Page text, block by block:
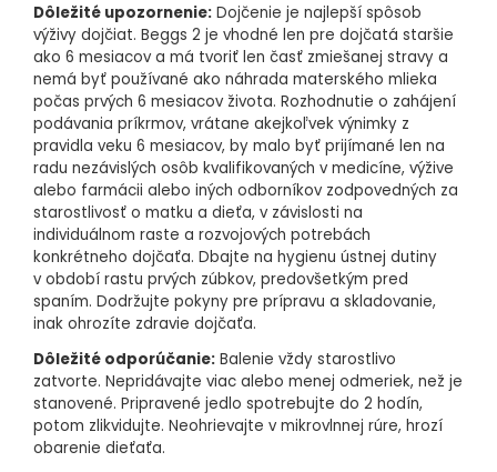
Dôležité upozornenie: Dojčenie je najlepší spôsob
výživy dojčiat. Beggs 2 je vhodné len pre dojčatá staršie
ako 6 mesiacov a má tvoriť len časť zmiešanej stravy a
nemá byť používané ako náhrada materského mlieka
počas prvých 6 mesiacov života. Rozhodnutie o zahájení
podávania príkrmov, vrátane akejkoľvek výnimky z
pravidla veku 6 mesiacov, by malo byť prijímané len na
radu nezávislých osôb kvalifikovaných v medicíne, výžive
alebo farmácii alebo iných odborníkov zodpovedných za
starostlivosť o matku a dieťa, v závislosti na
individuálnom raste a rozvojových potrebách
konkrétneho dojčaťa. Dbajte na hygienu ústnej dutiny
v období rastu prvých zúbkov, predovšetkým pred
spaním. Dodržujte pokyny pre prípravu a skladovanie,
inak ohrozíte zdravie dojčaťa.
Dôležité odporúčanie: Balenie vždy starostlivo
zatvorte. Nepridávajte viac alebo menej odmeriek, než je
stanovené. Pripravené jedlo spotrebujte do 2 hodín,
potom zlikvidujte. Neohrievajte v mikrovlnnej rúre, hrozí
obarenie dieťaťa.